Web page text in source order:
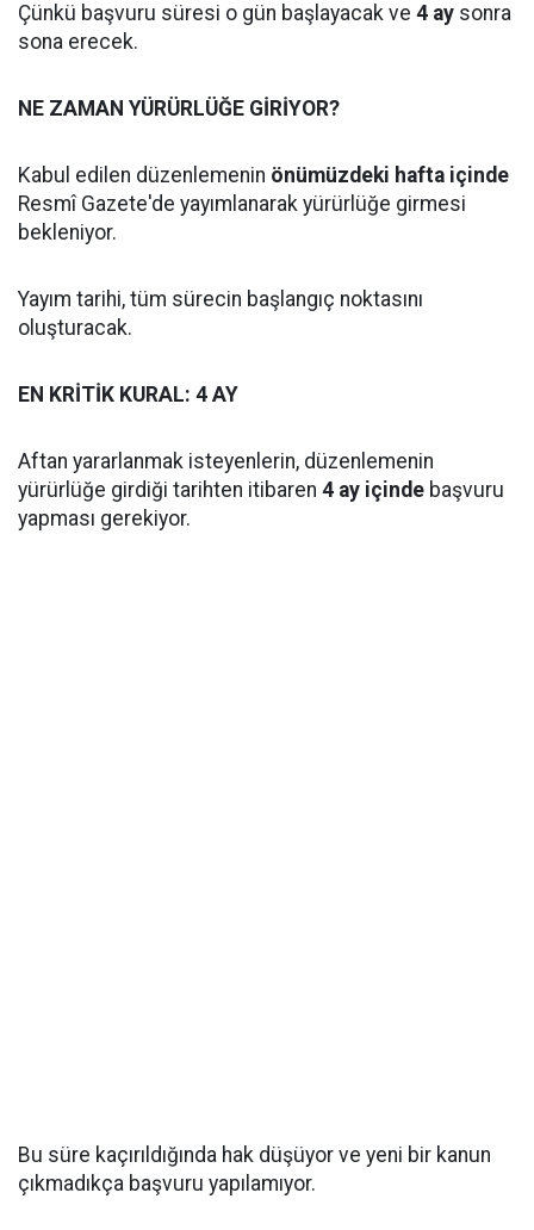
Çünkü başvuru süresi o gün başlayacak ve 4 ay sonra
sona erecek.
NE ZAMAN YÜRÜRLÜĞE GİRİYOR?
Kabul edilen düzenlemenin önümüzdeki hafta içinde
Resmî Gazete'de yayımlanarak yürürlüğe girmesi
bekleniyor.
Yayım tarihi, tüm sürecin başlangıç noktasını
oluşturacak.
EN KRİTİK KURAL: 4 AY
Aftan yararlanmak isteyenlerin, düzenlemenin
yürürlüğe girdiği tarihten itibaren 4 ay içinde başvuru
yapması gerekiyor.
Bu süre kaçırıldığında hak düşüyor ve yeni bir kanun
çıkmadıkça başvuru yapılamıyor.